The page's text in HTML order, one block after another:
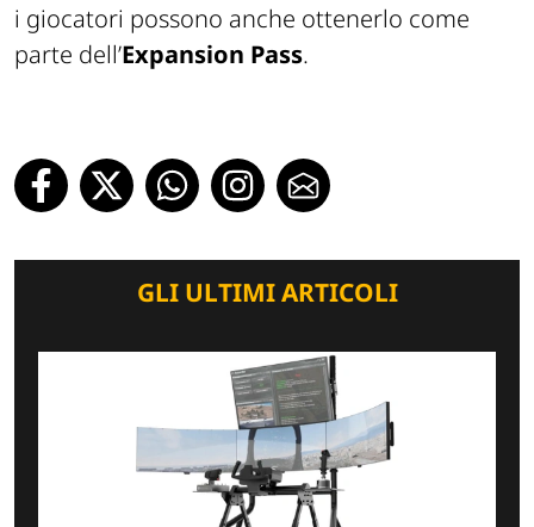
i giocatori possono anche ottenerlo come
parte dell’Expansion Pass.
GLI ULTIMI ARTICOLI